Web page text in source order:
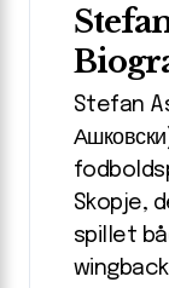
Stefan
Skopje,
spillet